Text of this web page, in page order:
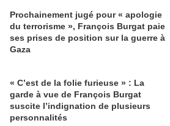
Prochainement jugé pour « apologie
du terrorisme », François Burgat paie
ses prises de position sur la guerre à
Gaza
« C’est de la folie furieuse » : La
garde à vue de François Burgat
suscite l’indignation de plusieurs
personnalités